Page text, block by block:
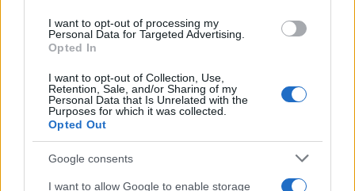
I want to opt-out of processing my
Personal Data for Targeted Advertising.
Opted In
I want to opt-out of Collection, Use,
Retention, Sale, and/or Sharing of my
Personal Data that Is Unrelated with the
Purposes for which it was collected.
Opted Out
Google consents
I want to allow Google to enable storage
Continua a leggere